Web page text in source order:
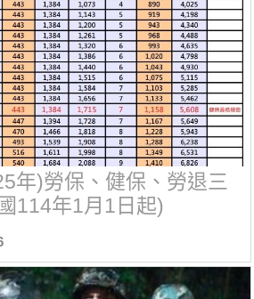
年)勞保、健保、勞退三
114年1月1日起)